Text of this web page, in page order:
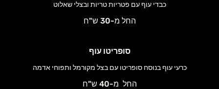
כבדי עוף עם פטריות טריות ובצלי שאלוט
החל מ-30 ש"ח
סופריטו עוף
כרעי עוף בנוסח סופריטו עם בצל מקורמל ותפוחי אדמה
החל מ-40 ש"ח